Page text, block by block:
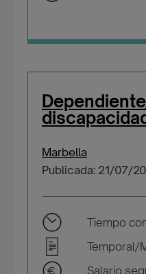
Marbella
Publicada: 21/07/
Tiempo
Temporal/
Salario